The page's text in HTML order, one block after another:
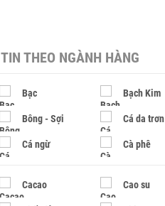
TIN THEO NGÀNH HÀNG
Bạc Bạch Kim
Bông - Sợi Cá da trơn
Cá ngừ Cà phê
Cacao Cao su